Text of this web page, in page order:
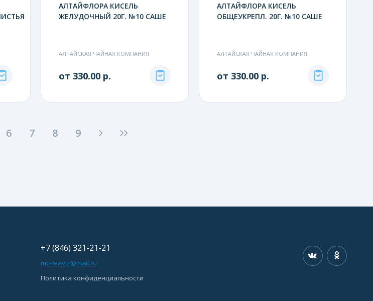
АЛТАЙФЛОРА КИСЕЛЬ
ЖЕЛУДОЧНЫЙ 20Г. №10 САШЕ
АЛТАЙСКАЯ ЧАЙНАЯ КОМПАНИЯ
от 330.00 р.
АЛТАЙФЛОРА КИСЕЛЬ
ОБЩЕУКРЕПЛ. 20Г. №10 САШЕ
АЛТАЙСКАЯ ЧАЙНАЯ КОМПАНИЯ
от 330.00 р.
6 7 8 9
+7 (846) 321-21-21
mc-reaviz@mail.ru
Политика конфиденциальности